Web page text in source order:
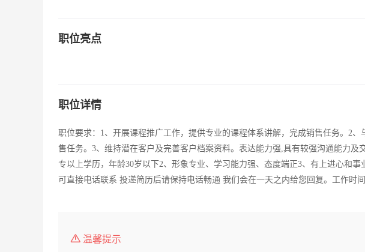
职位亮点
职位详情
职位要求：1、开展课程推广工作，提供专业的课程体系讲解，完成销售任务。2
售任务。3、维持潜在客户及完善客户档案资料。表达能力强,具有较强沟通能力
专以上学历，年龄30岁以下2、形象专业、学习能力强、态度端正3、有上进心和
可直接电话联系 投递简历后请保持电话畅通 我们会在一天之内给您回复。工作时
温馨提示